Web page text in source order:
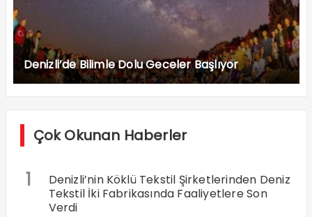
Denizli’de Bilimle Dolu Geceler Başlıyor
Çok Okunan Haberler
1
Denizli’nin Köklü Tekstil Şirketlerinden Deniz
Tekstil İki Fabrikasında Faaliyetlere Son
Verdi